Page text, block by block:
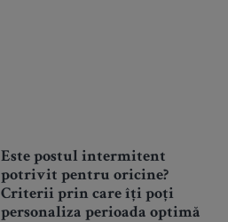
Este postul intermitent
potrivit pentru oricine?
Criterii prin care îți poți
personaliza perioada optimă